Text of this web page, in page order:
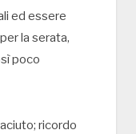
ed essere
la serata,
poco
ricordo